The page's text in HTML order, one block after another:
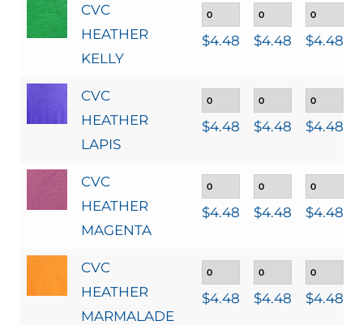
CVC
HEATHER
KELLY
$4.48 $4.48 $4.48
CVC
HEATHER
LAPIS
$4.48 $4.48 $4.48
CVC
HEATHER
MAGENTA
$4.48 $4.48 $4.48
CVC
HEATHER
MARMALADE
$4.48 $4.48 $4.48